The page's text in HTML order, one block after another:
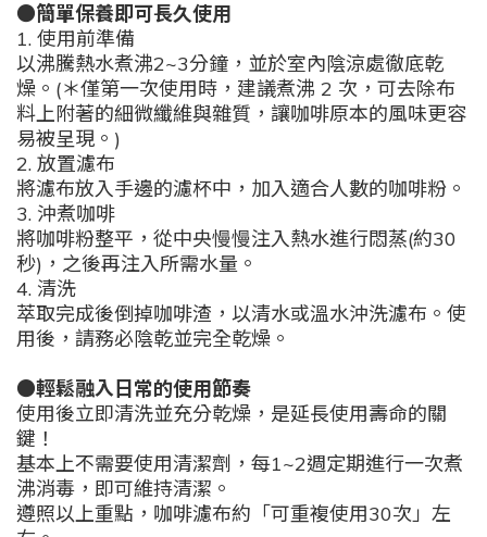
●簡單保養即可長久使用
1. 使用前準備
以沸騰熱水煮沸2~3分鐘，並於室內陰涼處徹底乾
燥。(＊僅第一次使用時，建議煮沸 2 次，可去除布
料上附著的細微纖維與雜質，讓咖啡原本的風味更容
易被呈現。)
2. 放置濾布
將濾布放入手邊的濾杯中，加入適合人數的咖啡粉。
3. 沖煮咖啡
將咖啡粉整平，從中央慢慢注入熱水進行悶蒸(約30
秒)，之後再注入所需水量。
4. 清洗
萃取完成後倒掉咖啡渣，以清水或溫水沖洗濾布。使
用後，請務必陰乾並完全乾燥。
●輕鬆融入日常的使用節奏
使用後立即清洗並充分乾燥，是延長使用壽命的關
鍵！
基本上不需要使用清潔劑，每1~2週定期進行一次煮
沸消毒，即可維持清潔。
遵照以上重點，咖啡濾布約「可重複使用30次」左